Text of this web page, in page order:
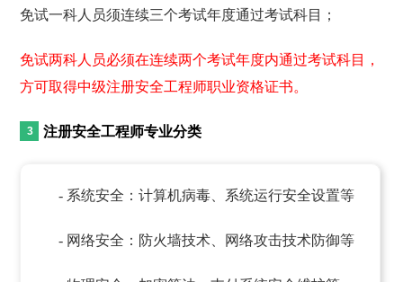
免试一科人员须连续三个考试年度通过考试科目；
免试两科人员必须在连续两个考试年度内通过考试科目，
方可取得中级注册安全工程师职业资格证书。
注册安全工程师专业分类
- 系统安全：计算机病毒、系统运行安全设置等
- 网络安全：防火墙技术、网络攻击技术防御等